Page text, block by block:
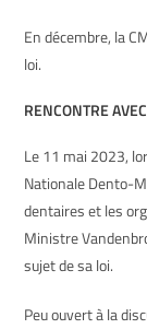
En décembre, la
loi.
RENCONTRE
Le 11 mai 2023,
Nationale Dento-
dentaires et les
Ministre
sujet de sa loi.
Peu ouvert à la